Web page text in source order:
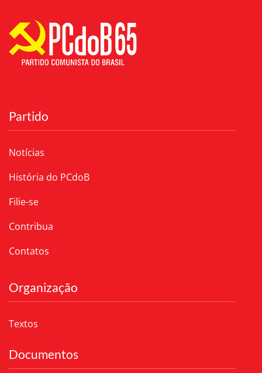
Partido
Notícias
História do PCdoB
Filie-se
Contribua
Contatos
Organização
Textos
Documentos